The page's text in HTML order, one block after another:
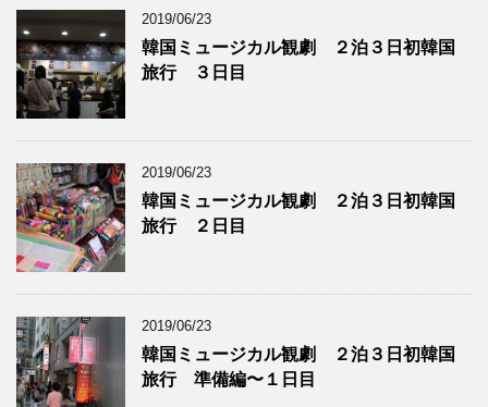
2019/06/23
韓国ミュージカル観劇 ２泊３日初韓国
旅行 ３日目
2019/06/23
韓国ミュージカル観劇 ２泊３日初韓国
旅行 ２日目
2019/06/23
韓国ミュージカル観劇 ２泊３日初韓国
旅行 準備編〜１日目